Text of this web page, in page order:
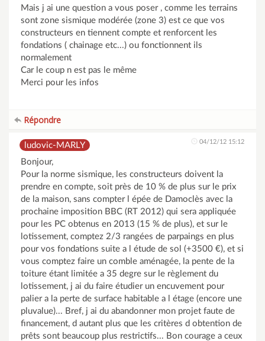
Mais j ai une question a vous poser , comme les terrains
sont zone sismique modérée (zone 3) est ce que vos
constructeurs en tiennent compte et renforcent les
fondations ( chainage etc...) ou fonctionnent ils
normalement
Car le coup n est pas le même
Merci pour les infos
Répondre
ludovic-MARLY 04/12/12 15:12
Bonjour,
Pour la norme sismique, les constructeurs doivent la
prendre en compte, soit près de 10 % de plus sur le prix
de la maison, sans compter l épée de Damoclès avec la
prochaine imposition BBC (RT 2012) qui sera appliquée
pour les PC obtenus en 2013 (15 % de plus), et sur le
lotissement, comptez 2/3 rangées de parpaings en plus
pour vos fondations suite a l étude de sol (+3500 €), et si
vous comptez faire un comble aménagée, la pente de la
toiture étant limitée a 35 degre sur le règlement du
lotissement, j ai du faire étudier un encuvement pour
palier a la perte de surface habitable a l étage (encore une
pluvalue)... Bref, j ai du abandonner mon projet faute de
financement, d autant plus que les critères d obtention de
prêts sont beaucoup plus restrictifs... Bon courage a ceux